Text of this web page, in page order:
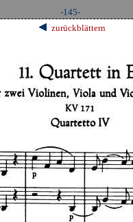
zurückblättern
-145-